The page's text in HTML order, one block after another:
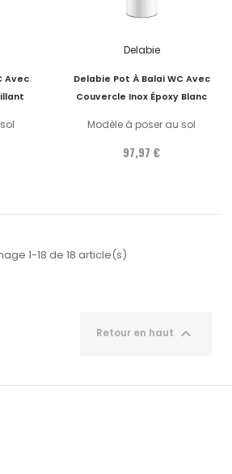
Avec
Delabie
Delabie Pot À Balai WC Avec
Couvercle Inox Époxy Blanc
Modèle à poser au sol
97,97 €
1-18 de 18 article(s)
Retour en haut 